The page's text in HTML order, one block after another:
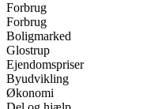
Forbrug
Forbrug
Boligmarked
Glostrup
Ejendomspriser
Byudvikling
Økonomi